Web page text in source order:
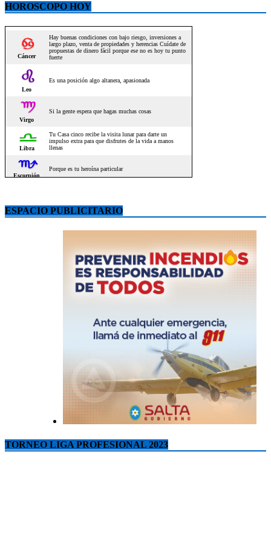
HOROSCOPO HOY
ESPACIO PUBLICITARIO
TORNEO LIGA PROFESIONAL 2023